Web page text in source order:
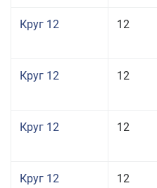
Круг 12 12
Круг 12 12
Круг 12 12
Круг 12 12